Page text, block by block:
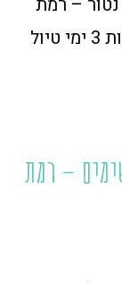
מגשימים. משולש שיכול לספק לפחות 3 ימי טיול
– רמת